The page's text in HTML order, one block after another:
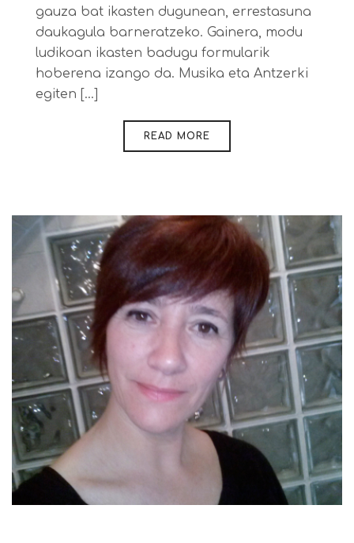
gauza bat ikasten dugunean, errestasuna
daukagula barneratzeko. Gainera, modu
ludikoan ikasten badugu formularik
hoberena izango da. Musika eta Antzerki
egiten [...]
READ MORE